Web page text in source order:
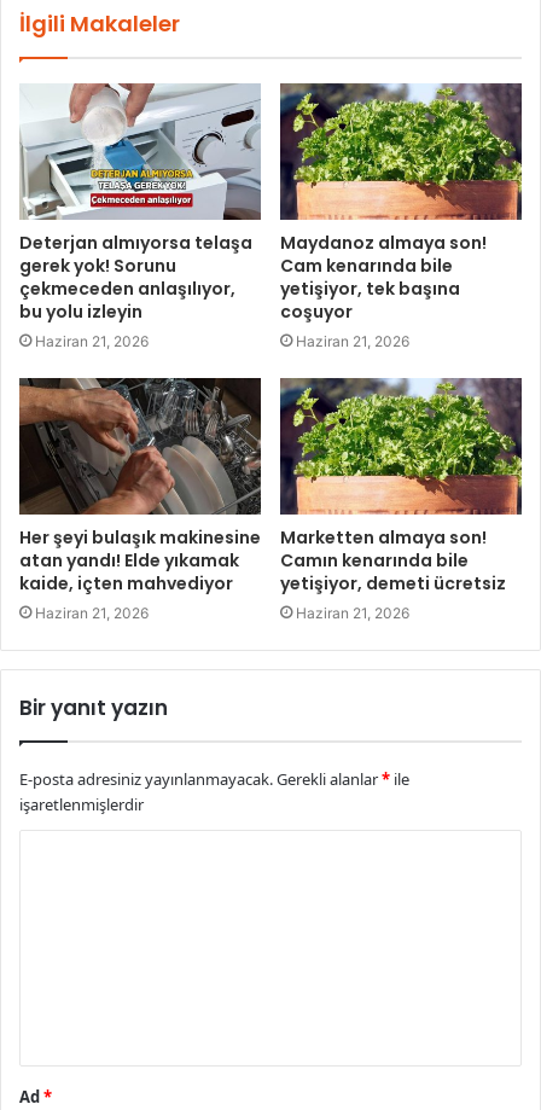
İlgili Makaleler
Deterjan almıyorsa telaşa
gerek yok! Sorunu
çekmeceden anlaşılıyor,
bu yolu izleyin
Haziran 21, 2026
Maydanoz almaya son!
Cam kenarında bile
yetişiyor, tek başına
coşuyor
Haziran 21, 2026
Her şeyi bulaşık makinesine
atan yandı! Elde yıkamak
kaide, içten mahvediyor
Haziran 21, 2026
Marketten almaya son!
Camın kenarında bile
yetişiyor, demeti ücretsiz
Haziran 21, 2026
Bir yanıt yazın
E-posta adresiniz yayınlanmayacak.Gerekli alanlar* ile
işaretlenmişlerdir
Ad*